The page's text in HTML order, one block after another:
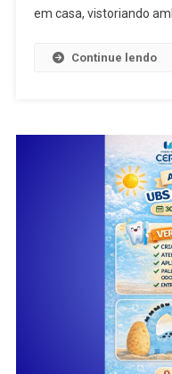
À
em casa, vistoriando
Continue lendo